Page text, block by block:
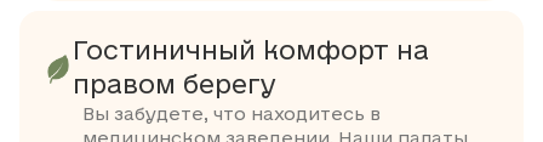
Гостиничный комфорт на
правом берегу
Вы забудете, что находитесь в